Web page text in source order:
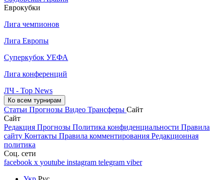
Еврокубки
Лига чемпионов
Лига Европы
Суперкубок УЕФА
Лига конференций
ЛЧ - Top News
Ко всем турнирам
Статьи Прогнозы Видео Трансферы Сайт
Сайт
Редакция Прогнозы Политика конфиденциальности Правила
сайту Контакты Правила комментирования Редакционная
политика
Соц. сети
facebook x youtube instagram telegram viber